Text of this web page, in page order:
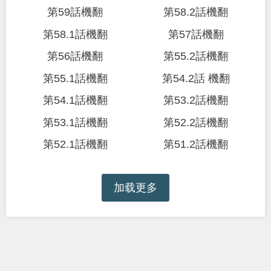
第59話機翻
第58.2話機翻
第58.1話機翻
第57話機翻
第56話機翻
第55.2話機翻
第55.1話機翻
第54.2話 機翻
第54.1話機翻
第53.2話機翻
第53.1話機翻
第52.2話機翻
第52.1話機翻
第51.2話機翻
加载更多